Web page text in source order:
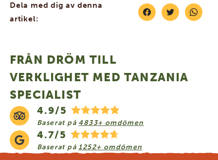
Dela med dig av denna
artikel:
FRÅN DRÖM TILL
VERKLIGHET MED TANZANIA
SPECIALIST
4.9/5
Baserat på 4833+ omdömen
4.7/5
Baserat på1252+ omdömen